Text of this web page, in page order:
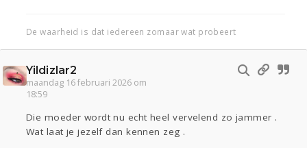
De waarheid is dat iedereen zomaar wat probeert
Yildizlar2
maandag 16 februari 2026 om
18:59
Die moeder wordt nu echt heel vervelend zo jammer .
Wat laat je jezelf dan kennen zeg .